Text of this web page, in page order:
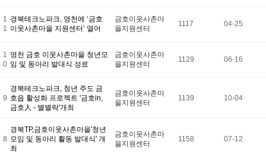
1
1
경북테크노파크, 영천에 ‘금호
이웃사촌마을 지원센터’ 열어
금호이웃사촌마
을지원센터
1117 04-25
1
0
영천 금호 이웃사촌마을 청년모
임 및 동아리 발대식 성료
금호이웃사촌마
을지원센터
1129 06-16
9
경북테크노파크, 청년 주도 금
호읍 활성화 프로젝트 '금호in,
금호人 - 별별락'개최
금호이웃사촌마
을지원센터
1139 10-04
8
경북TP,금호이웃사촌마을'청년
모임 및 동아리 활동 발대식' 개
최
금호이웃사촌마
을지원센터
1158 07-12